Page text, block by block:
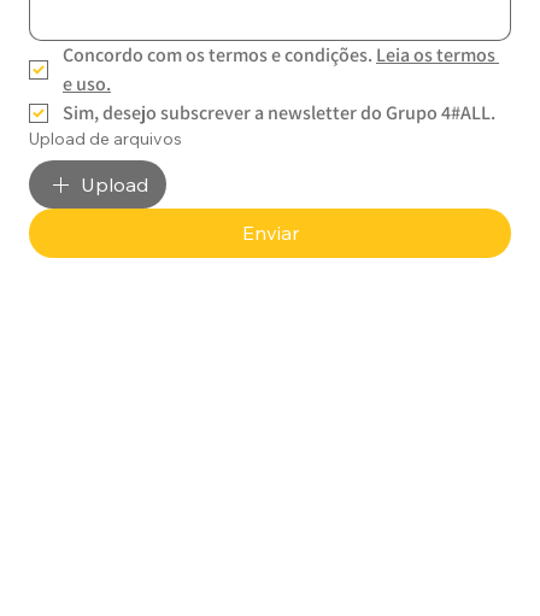
Concordo com os termos e condições. Leia os termos
e uso.
Sim, desejo subscrever a newsletter do Grupo 4#ALL.
Upload de arquivos
Upload
Enviar